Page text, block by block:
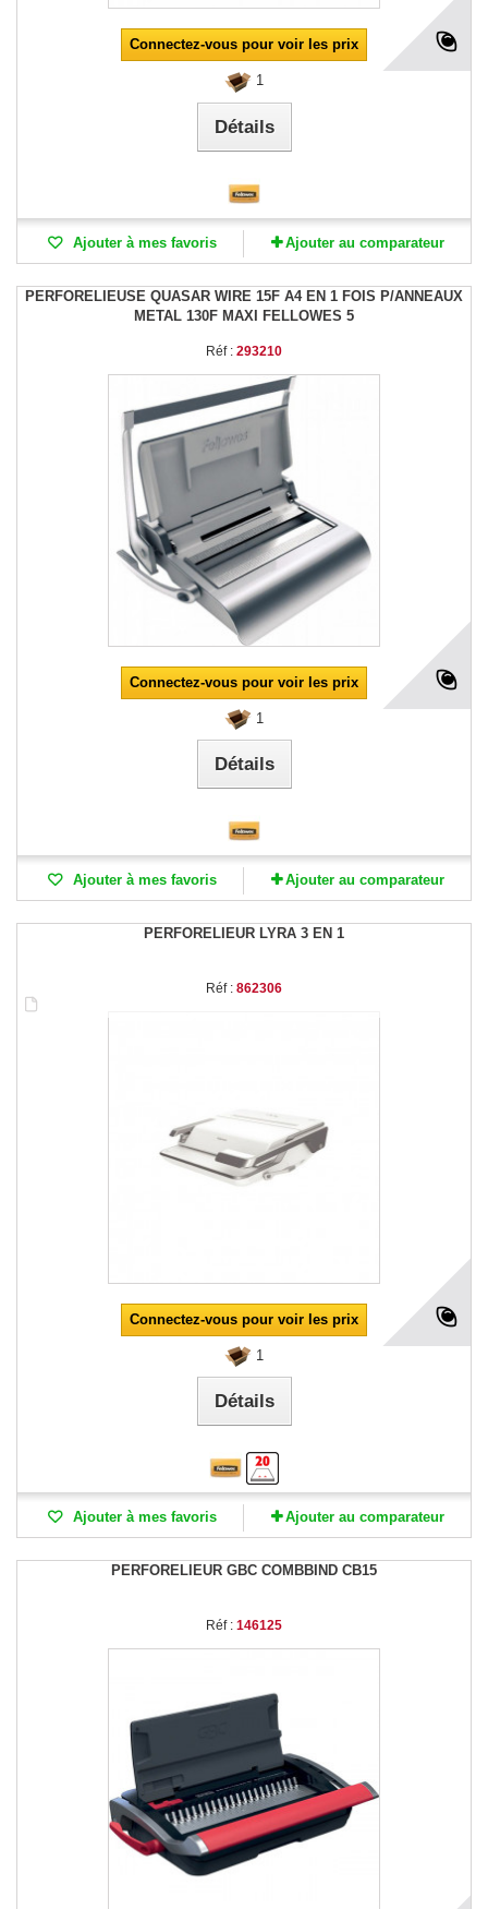
Connectez-vous pour voir les prix
1
Détails
Ajouter à mes favoris Ajouter au comparateur
PERFORELIEUSE QUASAR WIRE 15F A4 EN 1 FOIS P/ANNEAUX
METAL 130F MAXI FELLOWES 5
Réf : 293210
Connectez-vous pour voir les prix
1
Détails
Ajouter à mes favoris Ajouter au comparateur
PERFORELIEUR LYRA 3 EN 1
Réf : 862306
Connectez-vous pour voir les prix
1
Détails
Ajouter à mes favoris Ajouter au comparateur
PERFORELIEUR GBC COMBBIND CB15
Réf : 146125